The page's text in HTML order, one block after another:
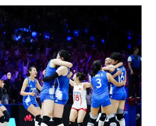
胡彦斌韩磊 谁帮谁
胡彦斌获《歌手2026》歌王
百花奖开幕式
夯实基础开新局